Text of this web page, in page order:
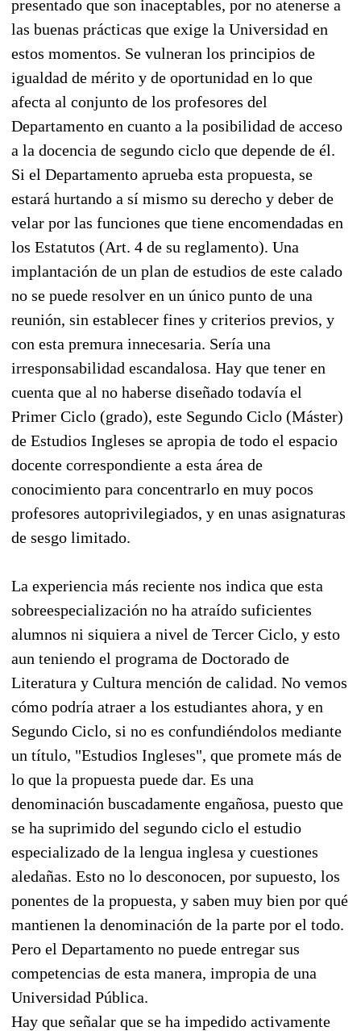
presentado que son inaceptables, por no atenerse a
las buenas prácticas que exige la Universidad en
estos momentos. Se vulneran los principios de
igualdad de mérito y de oportunidad en lo que
afecta al conjunto de los profesores del
Departamento en cuanto a la posibilidad de acceso
a la docencia de segundo ciclo que depende de él.
Si el Departamento aprueba esta propuesta, se
estará hurtando a sí mismo su derecho y deber de
velar por las funciones que tiene encomendadas en
los Estatutos (Art. 4 de su reglamento). Una
implantación de un plan de estudios de este calado
no se puede resolver en un único punto de una
reunión, sin establecer fines y criterios previos, y
con esta premura innecesaria. Sería una
irresponsabilidad escandalosa. Hay que tener en
cuenta que al no haberse diseñado todavía el
Primer Ciclo (grado), este Segundo Ciclo (Máster)
de Estudios Ingleses se apropia de todo el espacio
docente correspondiente a esta área de
conocimiento para concentrarlo en muy pocos
profesores autoprivilegiados, y en unas asignaturas
de sesgo limitado.
La experiencia más reciente nos indica que esta
sobreespecialización no ha atraído suficientes
alumnos ni siquiera a nivel de Tercer Ciclo, y esto
aun teniendo el programa de Doctorado de
Literatura y Cultura mención de calidad. No vemos
cómo podría atraer a los estudiantes ahora, y en
Segundo Ciclo, si no es confundiéndolos mediante
un título, "Estudios Ingleses", que promete más de
lo que la propuesta puede dar. Es una
denominación buscadamente engañosa, puesto que
se ha suprimido del segundo ciclo el estudio
especializado de la lengua inglesa y cuestiones
aledañas. Esto no lo desconocen, por supuesto, los
ponentes de la propuesta, y saben muy bien por qué
mantienen la denominación de la parte por el todo.
Pero el Departamento no puede entregar sus
competencias de esta manera, impropia de una
Universidad Pública.
Hay que señalar que se ha impedido activamente